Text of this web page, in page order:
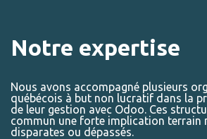
Notre expertise
Nous avons accompagné plusieurs
québécois à but non lucratif dans la
de leur gestion avec Odoo. Ces
commun une forte implication terrain
disparates ou dépassés.